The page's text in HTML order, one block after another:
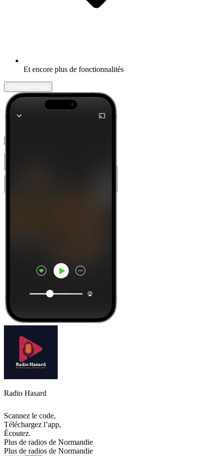
Et encore plus de fonctionnalités
Radio Hasard
Scannez le code,
Téléchargez l’app,
Écoutez.
Plus de radios de Normandie
Plus de radios de Normandie